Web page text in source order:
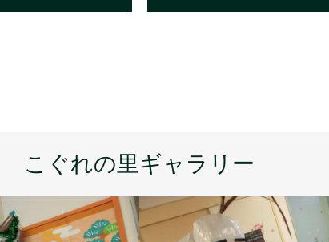
こぐれの里ギャラリー